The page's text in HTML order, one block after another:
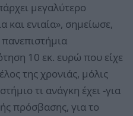
μεγαλύτερο
και ενιαία», σημείωσε,
πανεπιστήμια
10 εκ. ευρώ που είχε
της χρονιάς, μόλις
τι ανάγκη έχει -για
πρόσβασης, για το